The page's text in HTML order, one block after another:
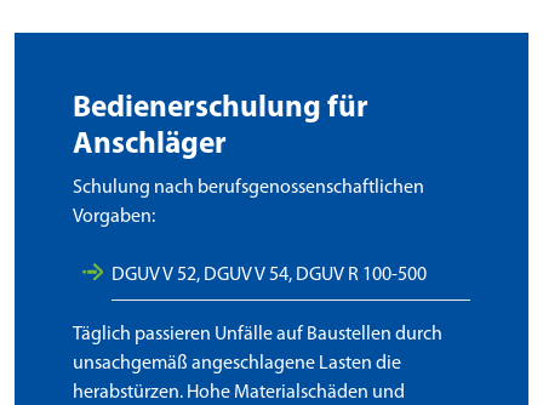
Bedienerschulung für
Anschläger
Schulung nach berufsgenossenschaftlichen
Vorgaben:
DGUV V 52, DGUV V 54, DGUV R 100-500
Täglich passieren Unfälle auf Baustellen durch
unsachgemäß angeschlagene Lasten die
herabstürzen. Hohe Materialschäden und